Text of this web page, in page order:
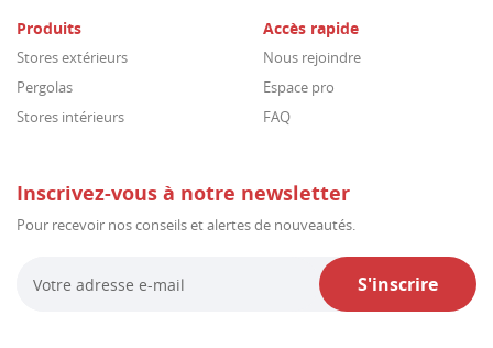
Produits
Stores extérieurs
Pergolas
Stores intérieurs
Accès rapide
Nous rejoindre
Espace pro
FAQ
Inscrivez-vous à notre newsletter
Pour recevoir nos conseils et alertes de nouveautés.
S'inscrire